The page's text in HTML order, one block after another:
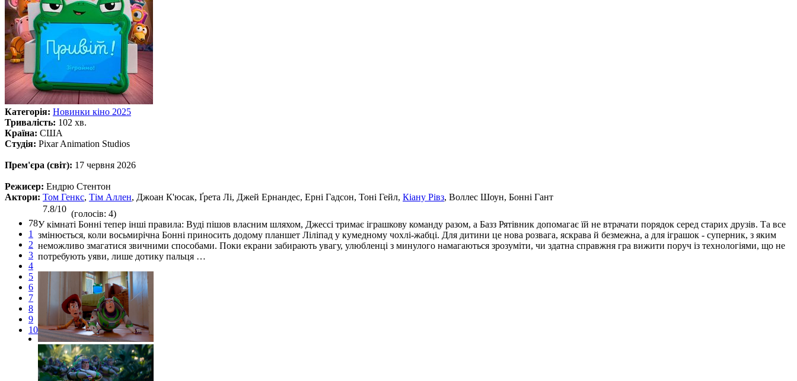
Категорія: Новинки кіно 2025
Тривалість: 102 хв.
Країна: США
Студія: Pixar Animation Studios
Прем'єра (світ): 17 червня 2026
Режисер: Ендрю Стентон
Актори: Том Генкс, Тім Аллен, Джоан К'юсак, Ґрета Лі, Джей Ернандес, Ерні Гадсон, Тоні Гейл, Кіану Рівз, Воллес Шоун, Бонні Гант
78
1
2
3
4
5
6
7
8
9
10
7.8/10 (голосів: 4)
У кімнаті Бонні тепер інші правила: Вуді пішов власним шляхом, Джессі тримає іграшкову команду разом, а Базз Рятівник допомагає їй не втрачати порядок серед старих друзів. Та все
змінюється, коли восьмирічна Бонні приносить додому планшет Ліліпад у кумедному чохлі-жабці. Для дитини це нова розвага, яскрава й безмежна, а для іграшок - суперник, з яким
неможливо змагатися звичними способами. Поки екрани забирають увагу, улюбленці з минулого намагаються зрозуміти, чи здатна справжня гра вижити поруч із технологіями, що не
потребують уяви, лише дотику пальця …